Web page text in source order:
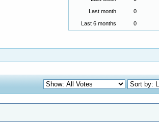
Last month
0
Last 6 months
0